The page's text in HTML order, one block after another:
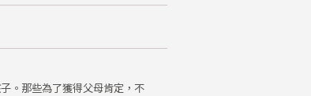
。那些為了獲得父母肯定，不